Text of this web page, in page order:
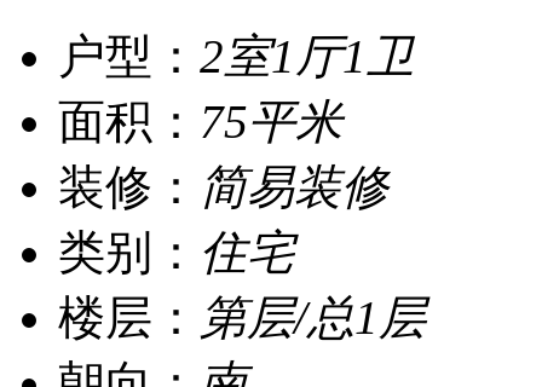
户型： 2室1厅1卫
面积： 75平米
装修： 简易装修
类别： 住宅
楼层： 第层/总1层